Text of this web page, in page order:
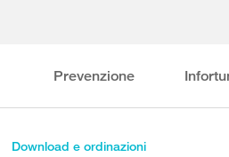
Prevenzione
Download e ordinazioni